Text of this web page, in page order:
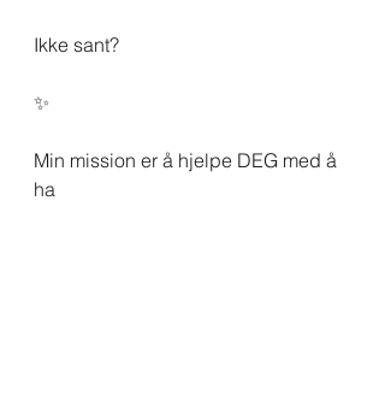
Ikke sant?
✨
Min mission er å hjelpe DEG med å
ha